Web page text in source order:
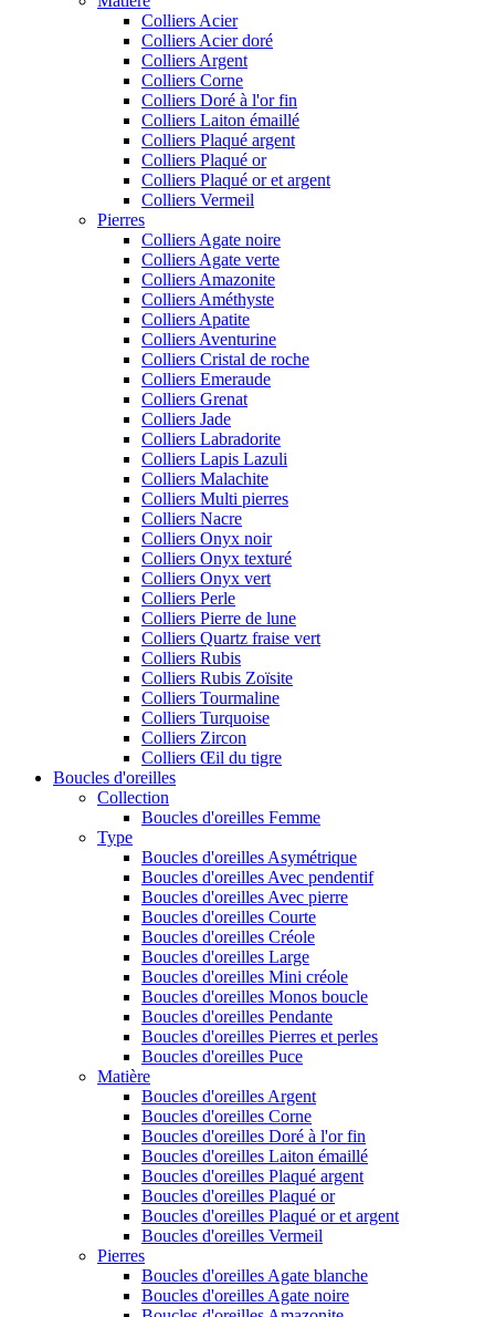
Colliers Acier
Colliers Acier doré
Colliers Argent
Colliers Corne
Colliers Doré à l'or fin
Colliers Laiton émaillé
Colliers Plaqué argent
Colliers Plaqué or
Colliers Plaqué or et argent
Colliers Vermeil
Pierres
Colliers Agate noire
Colliers Agate verte
Colliers Amazonite
Colliers Améthyste
Colliers Apatite
Colliers Aventurine
Colliers Cristal de roche
Colliers Emeraude
Colliers Grenat
Colliers Jade
Colliers Labradorite
Colliers Lapis Lazuli
Colliers Malachite
Colliers Multi pierres
Colliers Nacre
Colliers Onyx noir
Colliers Onyx texturé
Colliers Onyx vert
Colliers Perle
Colliers Pierre de lune
Colliers Quartz fraise vert
Colliers Rubis
Colliers Rubis Zoïsite
Colliers Tourmaline
Colliers Turquoise
Colliers Zircon
Colliers Œil du tigre
Boucles d'oreilles
Collection
Boucles d'oreilles Femme
Type
Boucles d'oreilles Asymétrique
Boucles d'oreilles Avec pendentif
Boucles d'oreilles Avec pierre
Boucles d'oreilles Courte
Boucles d'oreilles Créole
Boucles d'oreilles Large
Boucles d'oreilles Mini créole
Boucles d'oreilles Monos boucle
Boucles d'oreilles Pendante
Boucles d'oreilles Pierres et perles
Boucles d'oreilles Puce
Matière
Boucles d'oreilles Argent
Boucles d'oreilles Corne
Boucles d'oreilles Doré à l'or fin
Boucles d'oreilles Laiton émaillé
Boucles d'oreilles Plaqué argent
Boucles d'oreilles Plaqué or
Boucles d'oreilles Plaqué or et argent
Boucles d'oreilles Vermeil
Pierres
Boucles d'oreilles Agate blanche
Boucles d'oreilles Agate noire